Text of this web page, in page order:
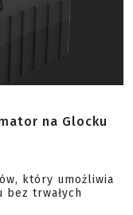
na Glocku
który umożliwia
bez trwałych